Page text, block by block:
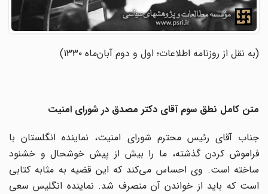
(به نقل از روزنامه اطلاعات؛ اول و دوم آبان‌ماه ۱۳۳۰)
متن کامل نطق سوم آقای دکتر مصدق در شورای امنیت
جناب آقای رئیس محترم شورای امنیت، نماینده انگلستان با
فراموش کردن گذشته، ما را بیش از پیش خوشحال و خشنود
ساخته است. وی احساس می‌کند که این قضیه به مثابه کتابی
است که باید از خواندن آن منصرف شد. نماینده انگلیس سعی